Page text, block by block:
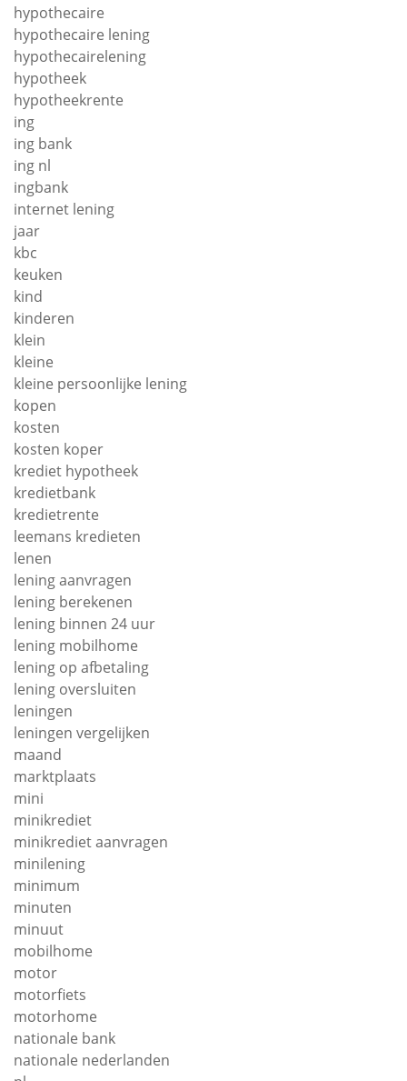
hypothecaire
hypothecaire lening
hypothecairelening
hypotheek
hypotheekrente
ing
ing bank
ing nl
ingbank
internet lening
jaar
kbc
keuken
kind
kinderen
klein
kleine
kleine persoonlijke lening
kopen
kosten
kosten koper
krediet hypotheek
kredietbank
kredietrente
leemans kredieten
lenen
lening aanvragen
lening berekenen
lening binnen 24 uur
lening mobilhome
lening op afbetaling
lening oversluiten
leningen
leningen vergelijken
maand
marktplaats
mini
minikrediet
minikrediet aanvragen
minilening
minimum
minuten
minuut
mobilhome
motor
motorfiets
motorhome
nationale bank
nationale nederlanden